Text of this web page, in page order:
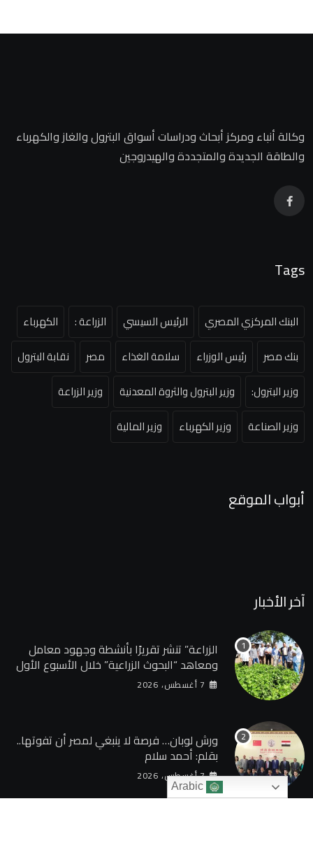
وكالة أنباء ومركز أبحاث ودراسات أسواق البترول والغاز والكهرباء
والطاقة الجديدة والمتجددة والهيدروجين
Tags
البنك المركزي المصري الرئيس السيسي الزراعة :
الكهرباء
بنك مصر
رئيس الوزراء سلامة الغذاء مصر
نقابة البترول
وزير البترول:
وزير البترول والثروة المعدنية
وزير الزراعة
وزير الصناعة
وزير الكهرباء وزير المالية
أبواب الموقع
آخر الأخبار
الزراعة” تنشر تقريرًا بأنشطة وجهود معامل
ومعاهد “البحوث الزراعية” خلال الأسبوع الأول
من أغسطس 2026
7 أغسطس، 2026
ورش لوبان… فرصة لا ينبغي لمصر أن تفوتها..
بقلم: أحمد سلام
7 أغسطس، 2026